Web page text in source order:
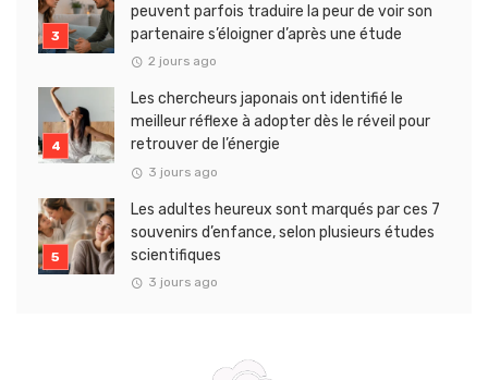
peuvent parfois traduire la peur de voir son
partenaire s’éloigner d’après une étude
2 jours ago
Les chercheurs japonais ont identifié le
meilleur réflexe à adopter dès le réveil pour
retrouver de l’énergie
3 jours ago
Les adultes heureux sont marqués par ces 7
souvenirs d’enfance, selon plusieurs études
scientifiques
3 jours ago